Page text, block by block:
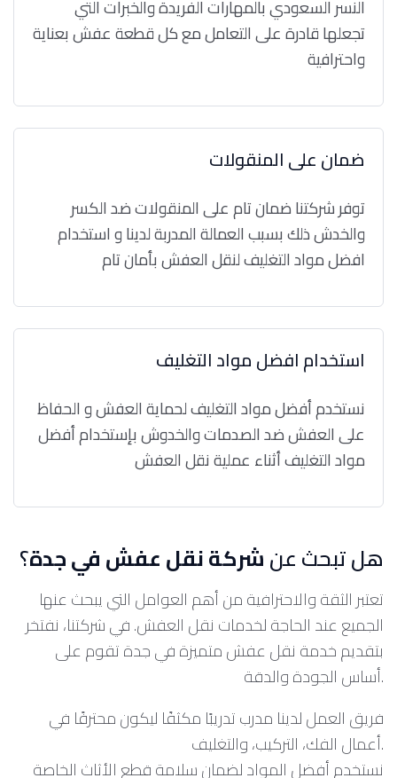
النسر السعودي بالمهارات الفريدة والخبرات التي
تجعلها قادرة على التعامل مع كل قطعة عفش بعناية
واحترافية
ضمان على المنقولات
توفر شركتنا ضمان تام على المنقولات ضد الكسر
والخدش ذلك بسبب العمالة المدربة لدينا و استخدام
افضل مواد التغليف لنقل العفش بأمان تام
استخدام افضل مواد التغليف
نستخدم أفضل مواد التغليف لحماية العفش و الحفاظ
على العفش ضد الصدمات والخدوش بإستخدام أفضل
مواد التغليف أثناء عملية نقل العفش
هل تبحث عنشركة نقل عفش في جدة؟
تعتبر الثقة والاحترافية من أهم العوامل التي يبحث عنها
الجميع عند الحاجة لخدمات نقل العفش. في شركتنا، نفتخر
بتقديم خدمة نقل عفش متميزة في جدة تقوم على
أساس الجودة والدقة.
أعمال الفك، التركيب، والتغليف.
نستخدم أفضل المواد لضمان سلامة قطع الأثاث الخاصة